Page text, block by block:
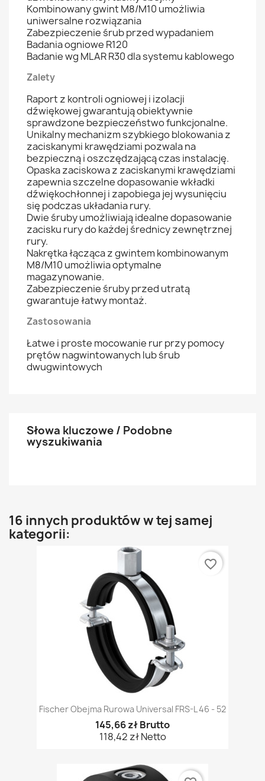
Kombinowany gwint M8/M10 umożliwia
uniwersalne rozwiązania
Zabezpieczenie śrub przed wypadaniem
Badania ogniowe R120
Badanie wg MLAR R30 dla systemu kablowego
Zalety
Raport z kontroli ogniowej i izolacji
dźwiękowej gwarantują obiektywnie
sprawdzone bezpieczeństwo funkcjonalne.
Unikalny mechanizm szybkiego blokowania z
zaciskanymi krawędziami pozwala na
bezpieczną i oszczędzającą czas instalację.
Opaska zaciskowa z zaciskanymi krawędziami
zapewnia szczelne dopasowanie wkładki
dźwiękochłonnej i zapobiega jej wysunięciu
się podczas układania rury.
Dwie śruby umożliwiają idealne dopasowanie
zacisku rury do każdej średnicy zewnętrznej
rury.
Nakrętka łącząca z gwintem kombinowanym
M8/M10 umożliwia optymalne
magazynowanie.
Zabezpieczenie śruby przed utratą
gwarantuje łatwy montaż.
Zastosowania
Łatwe i proste mocowanie rur przy pomocy
prętów nagwintowanych lub śrub
dwugwintowych
Słowa kluczowe / Podobne
wyszukiwania
16 innych produktów w tej samej
kategorii:
Fischer Obejma Rurowa Universal FRS-L 46 - 52
145,66 zł Brutto
118,42 zł Netto
favorite_border